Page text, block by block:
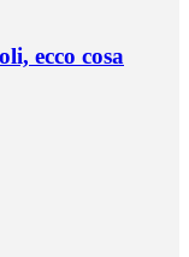
ecco cosa